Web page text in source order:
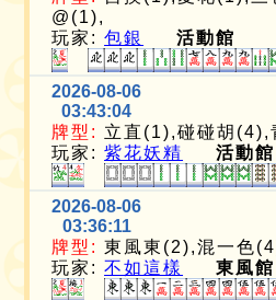
@(1),
玩家:包銀 活動館
2026-08-06
03:43:04
牌型: 立直(1),碰碰胡
玩家:紫花妖精 活動館
2026-08-06
03:36:11
牌型: 東風東(2),混一色
玩家:不如這樣 東風館